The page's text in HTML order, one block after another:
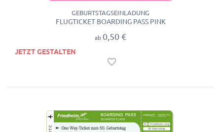
GEBURTSTAGSEINLADUNG
FLUGTICKET BOARDING PASS PINK
ab 0,50 €
JETZT GESTALTEN